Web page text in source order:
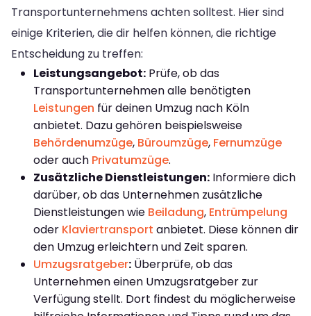
Transportunternehmens achten solltest. Hier sind
einige Kriterien, die dir helfen können, die richtige
Entscheidung zu treffen:
Leistungsangebot: Prüfe, ob das
Transportunternehmen alle benötigten
Leistungen für deinen Umzug nach Köln
anbietet. Dazu gehören beispielsweise
Behördenumzüge, Büroumzüge, Fernumzüge
oder auch Privatumzüge.
Zusätzliche Dienstleistungen: Informiere dich
darüber, ob das Unternehmen zusätzliche
Dienstleistungen wie Beiladung, Entrümpelung
oder Klaviertransport anbietet. Diese können dir
den Umzug erleichtern und Zeit sparen.
Umzugsratgeber: Überprüfe, ob das
Unternehmen einen Umzugsratgeber zur
Verfügung stellt. Dort findest du möglicherweise